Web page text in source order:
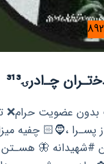
892
چ‍‌ـ‌ادرۍ³¹³
عضویت حرام❌
،🧔🏻 چفیه
#شهیدانه 🦋 هسـتن